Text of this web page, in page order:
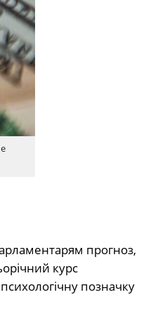
прогноз,
курс
позначку